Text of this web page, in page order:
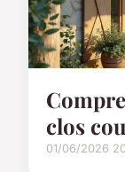
clos
01/06/2026